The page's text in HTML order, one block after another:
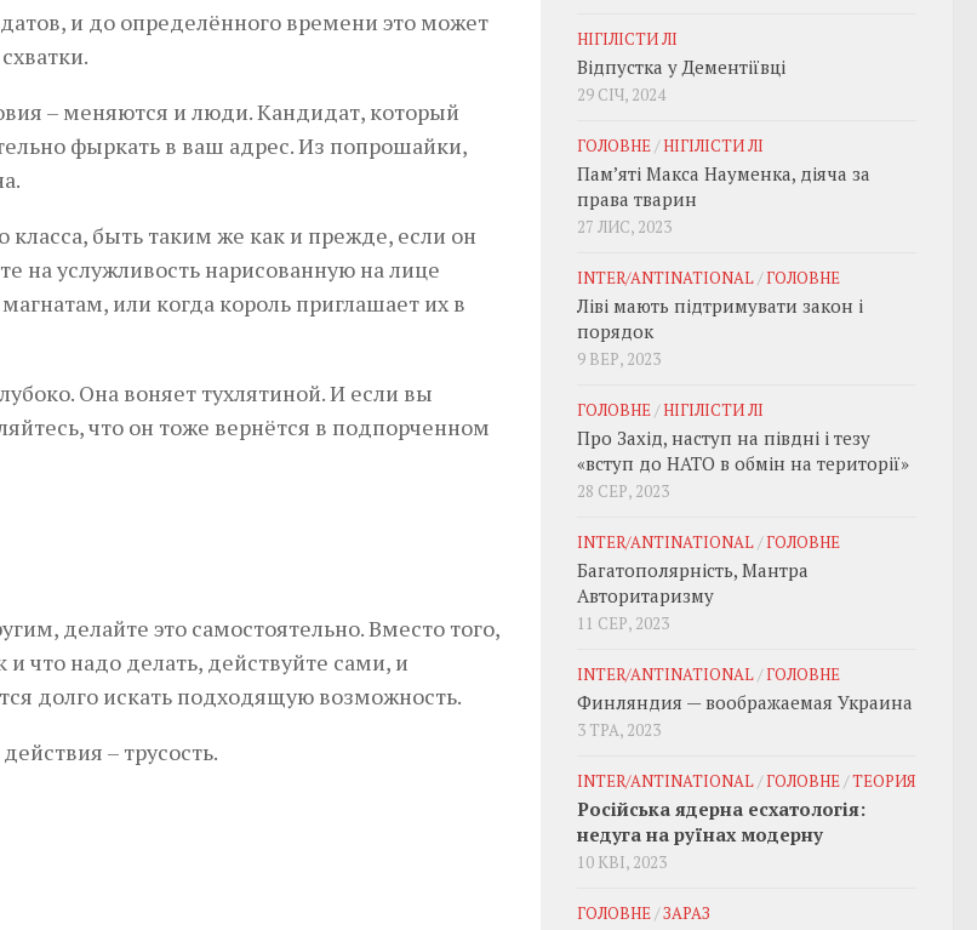
и до определённого времени это может
– меняются и люди. Кандидат, который
фыркать в ваш адрес. Из попрошайки,
быть таким же как и прежде, если он
на услужливость нарисованную на лице
или когда король приглашает их в
Она воняет тухлятиной. И если вы
что он тоже вернётся в подпорченном
делайте это самостоятельно. Вместо того,
что надо делать, действуйте сами, и
долго искать подходящую возможность.
– трусость.
НІГІЛІСТИ ЛІ
Відпустка у Дементіївці
29 СІЧ, 2024
ГОЛОВНЕ/НІГІЛІСТИ ЛІ
Пам’яті Макса Науменка, діяча за
права тварин
27 ЛИС, 2023
INTER/ANTINATIONAL/ГОЛОВНЕ
Ліві мають підтримувати закон і
порядок
9 ВЕР, 2023
ГОЛОВНЕ/НІГІЛІСТИ ЛІ
Про Захід, наступ на півдні і тезу
«вступ до НАТО в обмін на території»
28 СЕР, 2023
INTER/ANTINATIONAL/ГОЛОВНЕ
Багатополярність, Мантра
Авторитаризму
11 СЕР, 2023
INTER/ANTINATIONAL/ГОЛОВНЕ
Финляндия — воображаемая Украина
3 ТРА, 2023
INTER/ANTINATIONAL/ГОЛОВНЕ/ТЕОРИЯ
Російська ядерна есхатологія:
недуга на руїнах модерну
10 КВІ, 2023
ГОЛОВНЕ/ЗАРАЗ